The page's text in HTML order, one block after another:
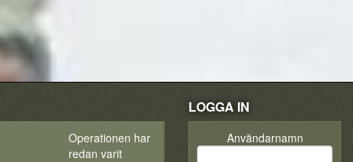
Operationen har
redan varit
LOGGA IN
Användarnamn